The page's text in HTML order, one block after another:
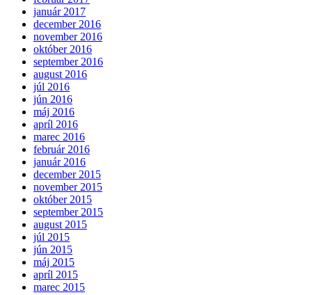
január 2017
december 2016
november 2016
október 2016
september 2016
august 2016
júl 2016
jún 2016
máj 2016
apríl 2016
marec 2016
február 2016
január 2016
december 2015
november 2015
október 2015
september 2015
august 2015
júl 2015
jún 2015
máj 2015
apríl 2015
marec 2015